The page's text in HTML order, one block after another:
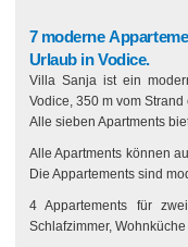
7 moderne
Urlaub in Vodice.
Villa Sanja ist ein
Vodice, 350 m vom Strand
Alle sieben Apartments
Alle Apartments können
Die Appartements sind
4 Appartements für
Schlafzimmer,